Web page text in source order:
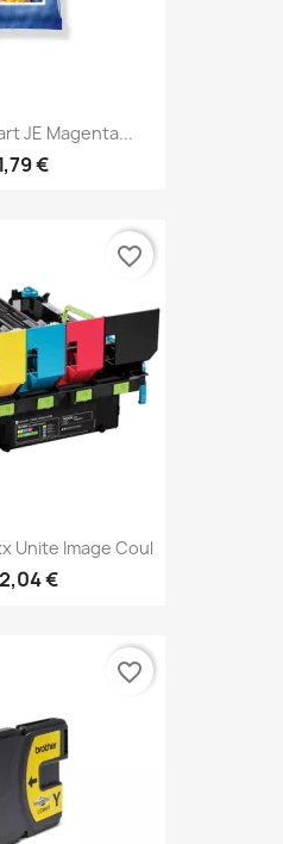
JE Magenta...
€
Unite Image Coul
€
favorite_border
favorite_border